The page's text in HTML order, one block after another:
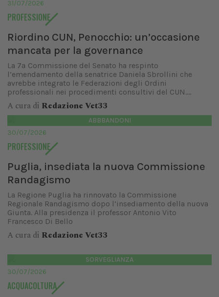
31/07/2026
PROFESSIONE
Riordino CUN, Penocchio: un’occasione
mancata per la governance
La 7ª Commissione del Senato ha respinto
l’emendamento della senatrice Daniela Sbrollini che
avrebbe integrato le Federazioni degli Ordini
professionali nei procedimenti consultivi del CUN....
A cura di Redazione Vet33
ABBBANDONI
30/07/2026
PROFESSIONE
Puglia, insediata la nuova Commissione
Randagismo
La Regione Puglia ha rinnovato la Commissione
Regionale Randagismo dopo l’insediamento della nuova
Giunta. Alla presidenza il professor Antonio Vito
Francesco Di Bello
A cura di Redazione Vet33
SORVEGLIANZA
30/07/2026
ACQUACOLTURA